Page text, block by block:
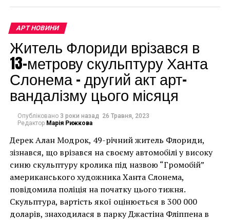
ПОПЕРЕДНЯ СТАТТЯ
Снайдер помощником куратора
Чоловік позує під макетом чайки, яка ось-ось
накинеться на упаковку чіпсів – сюжет графіті, що
має ознаки вуличного художника Бенксі, на стіні в
Лоустофті на східному узбережжі Англії 8 серпня 2021
року. (Фото Джастіна Талліса / AFP)
В інтерв’ю “Таймс” пан Куттс сказав:
АРТ НОВИНИ
Житель Флориди врізався в
13-метрову скульптуру Ханта
Слонема – другий акт арт-
вандалізму цього місяця
Опубліковано 3 роки назад 26 Травня, 2023
Редактор Марія Рижкова
Дерек Алан Модрок, 49-річний житель Флориди,
зізнався, що врізався на своєму автомобілі у високу
синю скульптуру кролика під назвою “Громобій”
американського художника Ханта Слонема,
повідомила поліція на початку цього тижня.
Скульптура, вартість якої оцінюється в 300 000
доларів, знаходилася в парку Джастіна Фліппена в